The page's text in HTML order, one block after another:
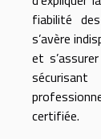
fiabilité
s’avère
et
certifiée.